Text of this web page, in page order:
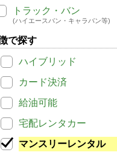
トラック・バン
(ハイエースバン・キャラバン等)
で探す
ハイブリッド
カード決済
給油可能
宅配レンタカー
マンスリーレンタル